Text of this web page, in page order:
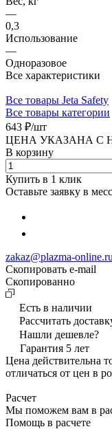
—
0,3
Использование
—
Одноразовое
Все характеристики
Все товары Jeta Safety
Все товары категории
643 ₽/шт
ЦЕНА УКАЗАНА С
В корзину
Купить в 1 клик
Оставьте заявку в
zakaz@plazma-online.ru
Скопировать e-mail
Cкопированно
Есть в наличии
Рассчитать
Нашли дешевле?
Гарантия 5 лет
Цена действительна
отличаться от цен в
Расчет
Мы поможем вам в
Помощь в расчете